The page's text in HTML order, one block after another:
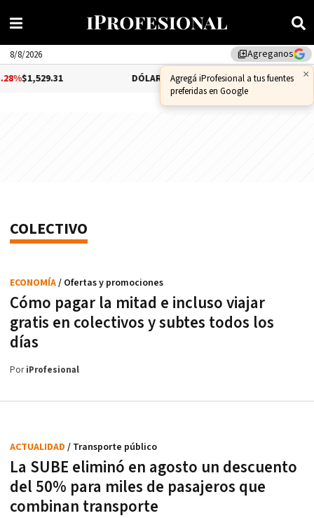
library_addAgreganos
8/8/2026
DÓLAR CCL-1.25%$1,556.14
COLECTIVO
Cómo pagar la mitad e incluso viajar
gratis en colectivos y subtes todos los
días
ECONOMÍA/ Ofertas y promociones
PoriProfesional
La SUBE eliminó en agosto un descuento
del 50% para miles de pasajeros que
combinan transporte
ACTUALIDAD / Transporte público